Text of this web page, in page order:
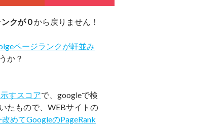
クが０から戻りません！
ページランクが軒並み
か？
すスコアで、googleで検
たもので、WEBサイトの
改めてGoogleのPageRank